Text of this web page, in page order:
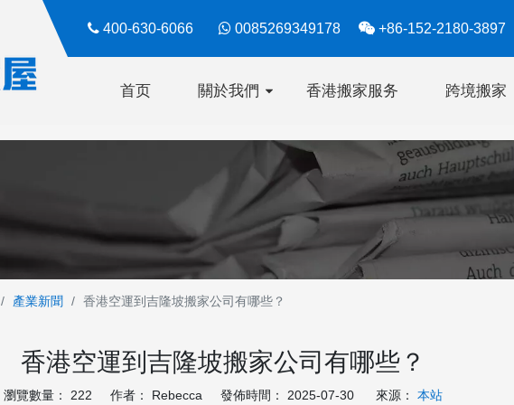
 400-630-6066  0085269349178  +86-152-2180-3897
首页 關於我們 香港搬家服务 跨境搬家
/ 產業新聞 / 香港空運到吉隆坡搬家公司有哪些？
香港空運到吉隆坡搬家公司有哪些？
瀏覽數量： 222 作者： Rebecca 發佈時間： 2025-07-30 來源： 本站